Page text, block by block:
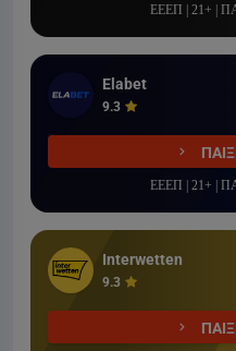
ΕΕΕΠ | 21+ |
Elabet
9.3
ΕΕΕΠ | 21+ |
Interwetten
9.3